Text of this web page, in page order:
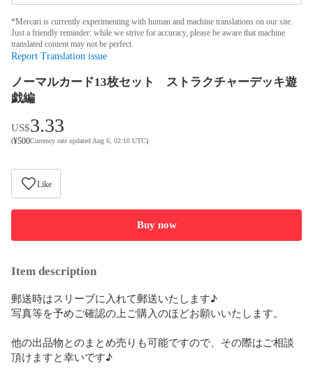
*Mercari is currently experimenting with human and machine translations on our site.
Just a friendly reminder: while we strive for accuracy, please be aware that machine
translated content may not be perfect.
Report Translation issue
ノーマルカード13枚セット ストラクチャーデッキ遊
戯編
US$3.33
(¥500Currency rate updated Aug 6, 02:10 UTC)
Like
Buy now
Item description
郵送時はスリーブに入れて郵送いたします♪
写真等を予めご確認の上ご購入のほどお願いいたします。
他の出品物とのまとめ売りも可能ですので、その際はご相談
頂けますと幸いです♪